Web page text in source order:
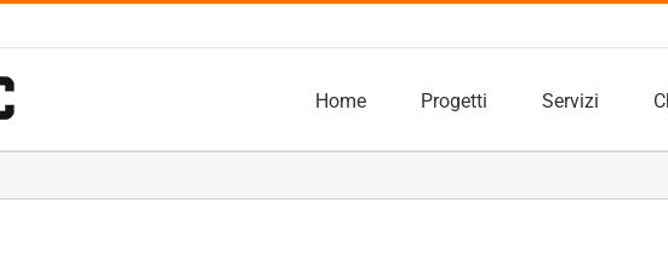
Home Progetti Servizi